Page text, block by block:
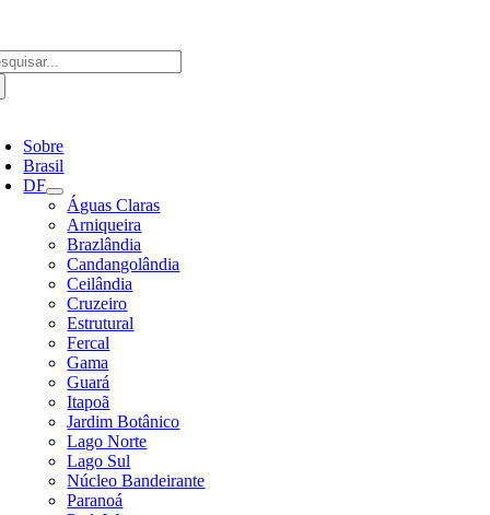
o
conteúdo
Sobre
Brasil
DF
Águas Claras
Arniqueira
Brazlândia
Candangolândia
Ceilândia
Cruzeiro
Estrutural
Fercal
Gama
Guará
Itapoã
Jardim Botânico
Lago Norte
Lago Sul
Núcleo Bandeirante
Paranoá